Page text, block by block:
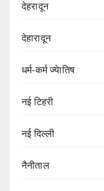
देहरादून
देहारादून
धर्म-कर्म ज्येातिष
नई टिहरी
नई दिल्ली
नैनीताल